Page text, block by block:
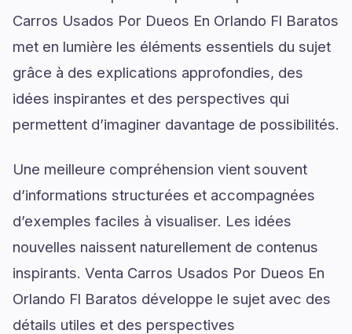
Carros Usados Por Dueos En Orlando Fl Baratos
met en lumière les éléments essentiels du sujet
grâce à des explications approfondies, des
idées inspirantes et des perspectives qui
permettent d’imaginer davantage de possibilités.
Une meilleure compréhension vient souvent
d’informations structurées et accompagnées
d’exemples faciles à visualiser. Les idées
nouvelles naissent naturellement de contenus
inspirants. Venta Carros Usados Por Dueos En
Orlando Fl Baratos développe le sujet avec des
détails utiles et des perspectives